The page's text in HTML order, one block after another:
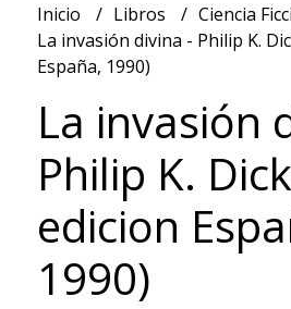
Inicio Libros
Ciencia
La invasión divina - Philip K.
España, 1990)
La invasión
Philip K.
edicion
1990)